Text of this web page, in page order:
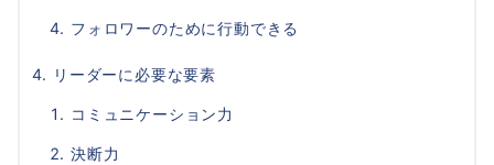
フォロワーのために行動できる
リーダーに必要な要素
コミュニケーション力
決断力